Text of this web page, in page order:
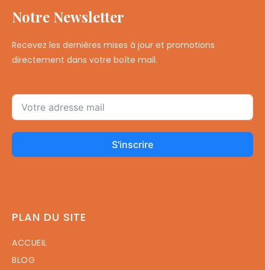
Notre Newsletter
Recevez les dernières mises à jour et promotions
directement dans votre boîte mail.
S'inscrire
PLAN DU SITE
ACCUEIL
BLOG